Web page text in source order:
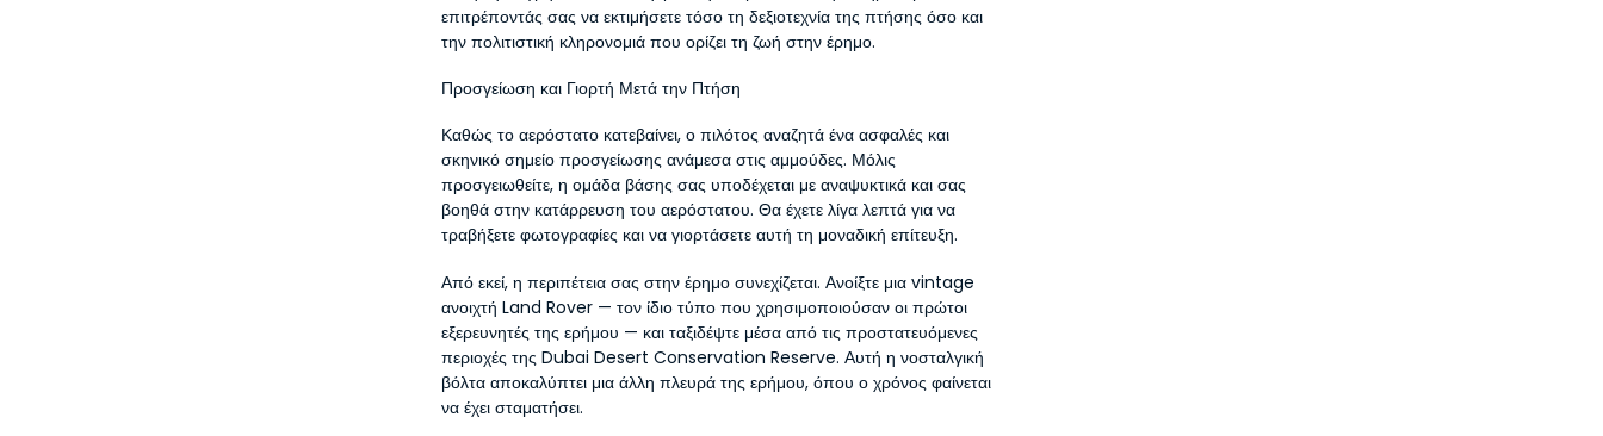
επιτρέποντάς σας να εκτιμήσετε τόσο τη δεξιοτεχνία της πτήσης όσο και
την πολιτιστική κληρονομιά που ορίζει τη ζωή στην έρημο.
Προσγείωση και Γιορτή Μετά την Πτήση
Καθώς το αερόστατο κατεβαίνει, ο πιλότος αναζητά ένα ασφαλές και
σκηνικό σημείο προσγείωσης ανάμεσα στις αμμούδες. Μόλις
προσγειωθείτε, η ομάδα βάσης σας υποδέχεται με αναψυκτικά και σας
βοηθά στην κατάρρευση του αερόστατου. Θα έχετε λίγα λεπτά για να
τραβήξετε φωτογραφίες και να γιορτάσετε αυτή τη μοναδική επίτευξη.
Από εκεί, η περιπέτεια σας στην έρημο συνεχίζεται. Ανοίξτε μια vintage
ανοιχτή Land Rover — τον ίδιο τύπο που χρησιμοποιούσαν οι πρώτοι
εξερευνητές της ερήμου — και ταξιδέψτε μέσα από τις προστατευόμενες
περιοχές της Dubai Desert Conservation Reserve. Αυτή η νοσταλγική
βόλτα αποκαλύπτει μια άλλη πλευρά της ερήμου, όπου ο χρόνος φαίνεται
να έχει σταματήσει.